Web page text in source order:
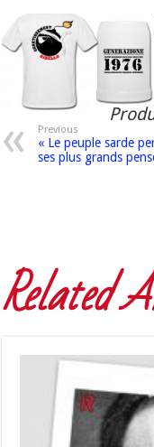
Previous
« Le peuple sarde
ses plus grands
Related